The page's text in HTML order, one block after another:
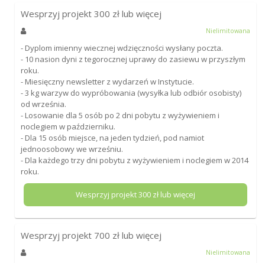
Wesprzyj projekt 300 zł lub więcej
Nielimitowana
- Dyplom imienny wiecznej wdzięczności wysłany poczta.
- 10 nasion dyni z tegorocznej uprawy do zasiewu w przyszłym
roku.
- Miesięczny newsletter z wydarzeń w Instytucie.
- 3 kg warzyw do wypróbowania (wysyłka lub odbiór osobisty)
od września.
- Losowanie dla 5 osób po 2 dni pobytu z wyżywieniem i
noclegiem w październiku.
- Dla 15 osób miejsce, na jeden tydzień, pod namiot
jednoosobowy we wrześniu.
- Dla każdego trzy dni pobytu z wyżywieniem i noclegiem w 2014
roku.
Wesprzyj projekt300zł lub więcej
Wesprzyj projekt 700 zł lub więcej
Nielimitowana